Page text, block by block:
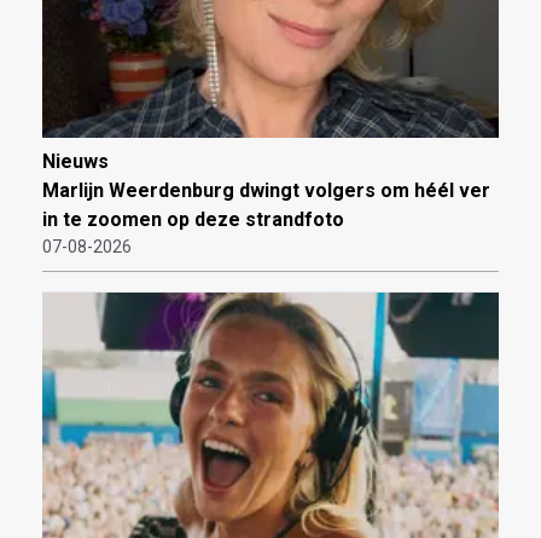
Nieuws
Marlijn Weerdenburg dwingt volgers om héél ver
in te zoomen op deze strandfoto
07-08-2026